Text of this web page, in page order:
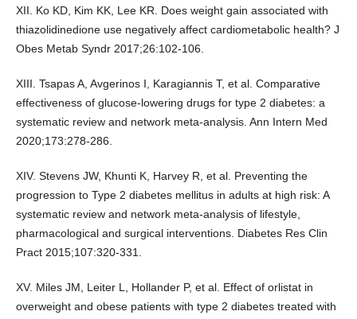
XII. Ko KD, Kim KK, Lee KR. Does weight gain associated with
thiazolidinedione use negatively affect cardiometabolic health? J
Obes Metab Syndr 2017;26:102-106.
XIII. Tsapas A, Avgerinos I, Karagiannis T, et al. Comparative
effectiveness of glucose-lowering drugs for type 2 diabetes: a
systematic review and network meta-analysis. Ann Intern Med
2020;173:278-286.
XIV. Stevens JW, Khunti K, Harvey R, et al. Preventing the
progression to Type 2 diabetes mellitus in adults at high risk: A
systematic review and network meta-analysis of lifestyle,
pharmacological and surgical interventions. Diabetes Res Clin
Pract 2015;107:320-331.
XV. Miles JM, Leiter L, Hollander P, et al. Effect of orlistat in
overweight and obese patients with type 2 diabetes treated with